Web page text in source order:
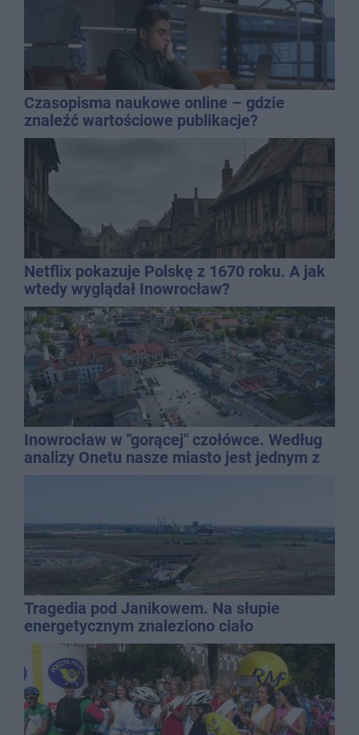
Czasopisma naukowe online – gdzie
znaleźć wartościowe publikacje?
Netflix pokazuje Polskę z 1670 roku. A jak
wtedy wyglądał Inowrocław?
Inowrocław w "gorącej" czołówce. Według
analizy Onetu nasze miasto jest jednym z
Tragedia pod Janikowem. Na słupie
energetycznym znaleziono ciało
mężczyzny